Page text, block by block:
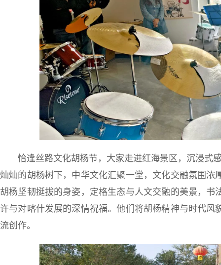
恰逢丝路文化胡杨节，大家走进红海景区，沉浸式
灿灿的胡杨树下，中华文化汇聚一堂，文化交融氛围
胡杨坚韧挺拔的身姿，定格生态与人文交融的美景，
许与对喀什发展的深情祝福。他们将胡杨精神与时代
流创作。